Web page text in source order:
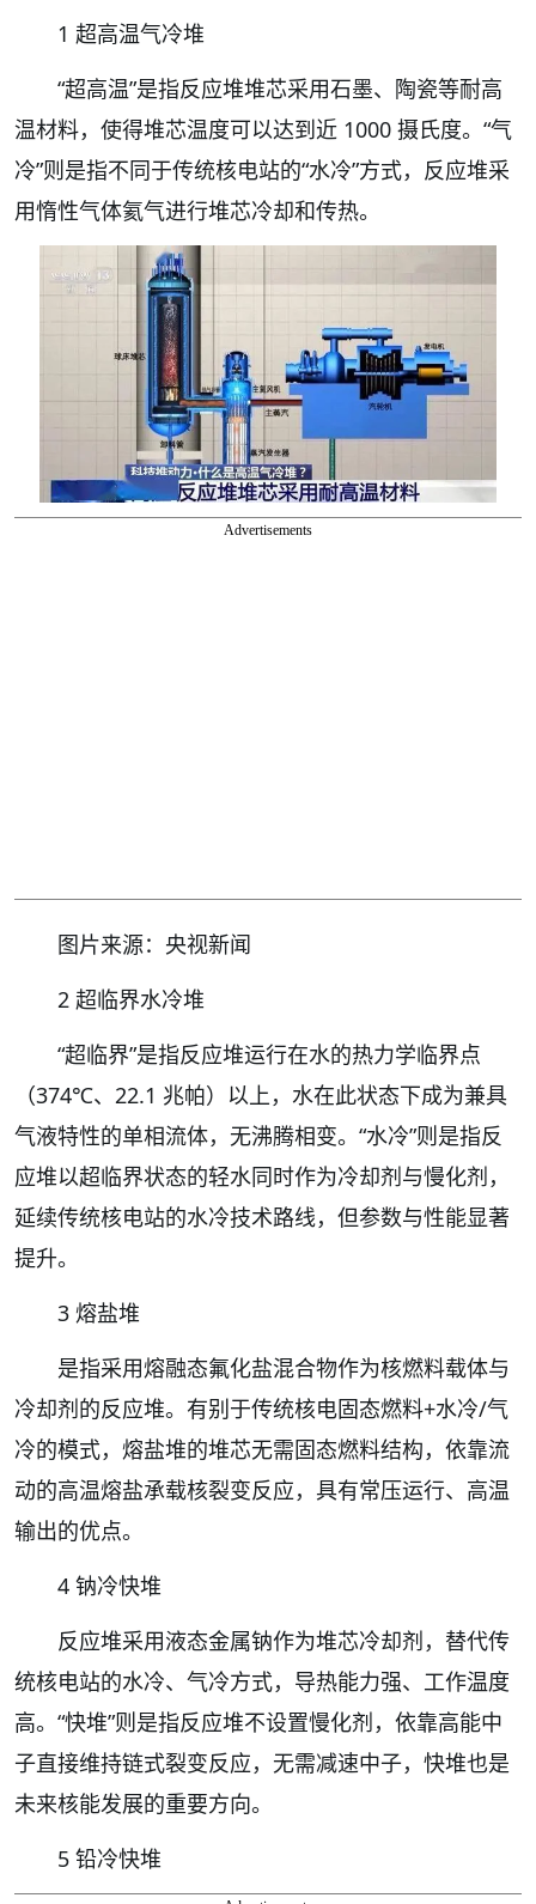
1 超高温气冷堆
“超高温”是指反应堆堆芯采用石墨、陶瓷等耐高
温材料，使得堆芯温度可以达到近 1000 摄氏度。“气
冷”则是指不同于传统核电站的“水冷”方式，反应堆采
用惰性气体氦气进行堆芯冷却和传热。
Advertisements
图片来源：央视新闻
2 超临界水冷堆
“超临界”是指反应堆运行在水的热力学临界点
（374℃、22.1 兆帕）以上，水在此状态下成为兼具
气液特性的单相流体，无沸腾相变。“水冷”则是指反
应堆以超临界状态的轻水同时作为冷却剂与慢化剂，
延续传统核电站的水冷技术路线，但参数与性能显著
提升。
3 熔盐堆
是指采用熔融态氟化盐混合物作为核燃料载体与
冷却剂的反应堆。有别于传统核电固态燃料+水冷/气
冷的模式，熔盐堆的堆芯无需固态燃料结构，依靠流
动的高温熔盐承载核裂变反应，具有常压运行、高温
输出的优点。
4 钠冷快堆
反应堆采用液态金属钠作为堆芯冷却剂，替代传
统核电站的水冷、气冷方式，导热能力强、工作温度
高。“快堆”则是指反应堆不设置慢化剂，依靠高能中
子直接维持链式裂变反应，无需减速中子，快堆也是
未来核能发展的重要方向。
5 铅冷快堆